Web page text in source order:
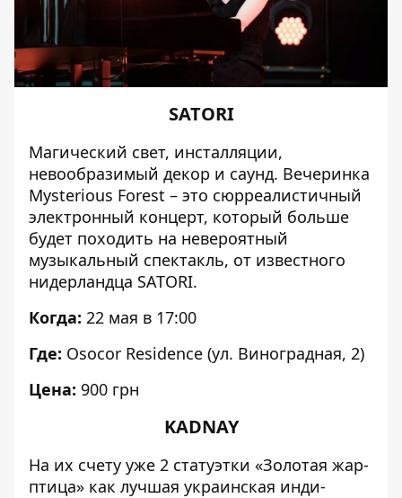
SATORI
Магический свет, инсталляции,
невообразимый декор и саунд. Вечеринка
Mysterious Forest – это сюрреалистичный
электронный концерт, который больше
будет походить на невероятный
музыкальный спектакль, от известного
нидерландца SATORI.
Когда: 22 мая в 17:00
Где: Osocor Residence (ул. Виноградная, 2)
Цена: 900 грн
KADNAY
На их счету уже 2 статуэтки «Золотая жар-
птица» как лучшая украинская инди-